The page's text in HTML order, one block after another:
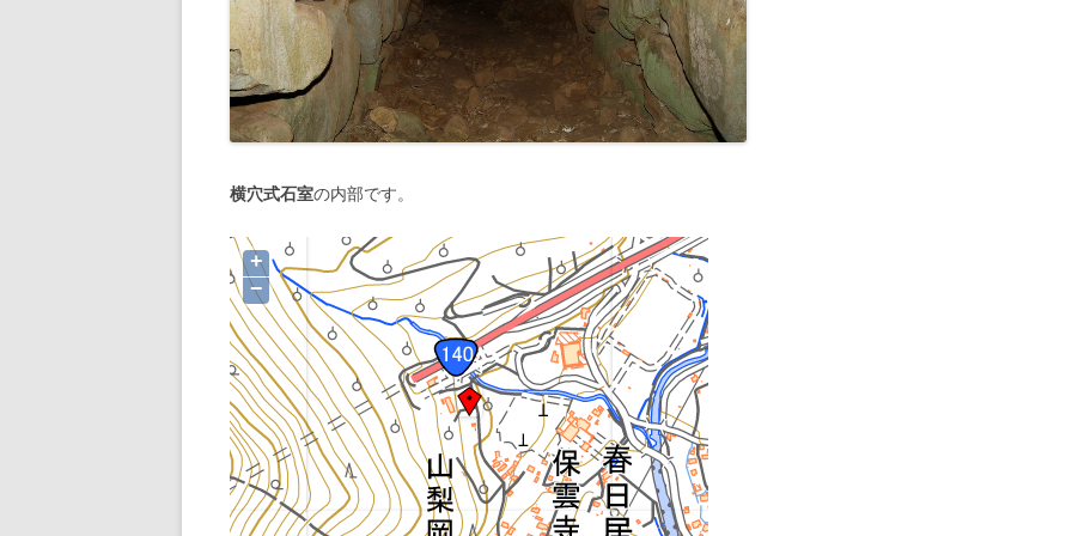
横穴式石室の内部です。
+
−